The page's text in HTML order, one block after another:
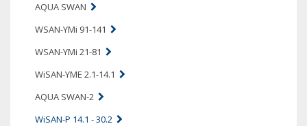
AQUA SWAN
WSAN-YMi 91-141
WSAN-YMi 21-81
WiSAN-YME 2.1-14.1
AQUA SWAN-2
WiSAN-P 14.1 - 30.2